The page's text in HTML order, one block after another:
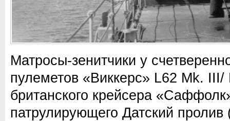
Матросы-зенитчики у
пулеметов «Виккерс» L62 Mk. III/
британского крейсера
патрулирующего Датский